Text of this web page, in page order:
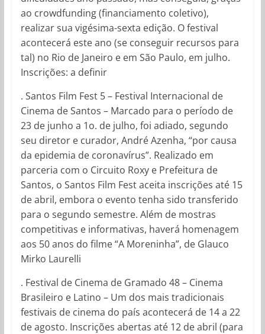
ao crowdfunding (financiamento coletivo),
realizar sua vigésima-sexta edição. O festival
acontecerá este ano (se conseguir recursos para
tal) no Rio de Janeiro e em São Paulo, em julho.
Inscrições: a definir
. Santos Film Fest 5 – Festival Internacional de
Cinema de Santos – Marcado para o período de
23 de junho a 1o. de julho, foi adiado, segundo
seu diretor e curador, André Azenha, “por causa
da epidemia de coronavírus”. Realizado em
parceria com o Circuito Roxy e Prefeitura de
Santos, o Santos Film Fest aceita inscrições até 15
de abril, embora o evento tenha sido transferido
para o segundo semestre. Além de mostras
competitivas e informativas, haverá homenagem
aos 50 anos do filme “A Moreninha”, de Glauco
Mirko Laurelli
. Festival de Cinema de Gramado 48 – Cinema
Brasileiro e Latino – Um dos mais tradicionais
festivais de cinema do país acontecerá de 14 a 22
de agosto. Inscrições abertas até 12 de abril (para